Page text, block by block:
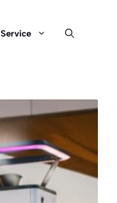
Service